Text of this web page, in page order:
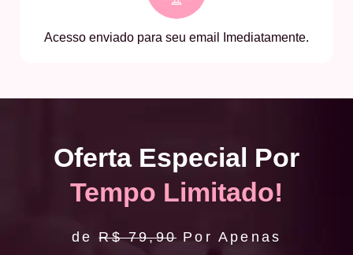
Acesso enviado para seu email Imediatamente.
Oferta Especial Por
Tempo Limitado!
deR$ 79,90 Por Apenas